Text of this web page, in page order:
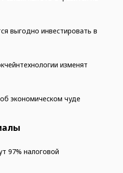
выгодно инвестировать в
изменят
экономическом чуде
97% налоговой